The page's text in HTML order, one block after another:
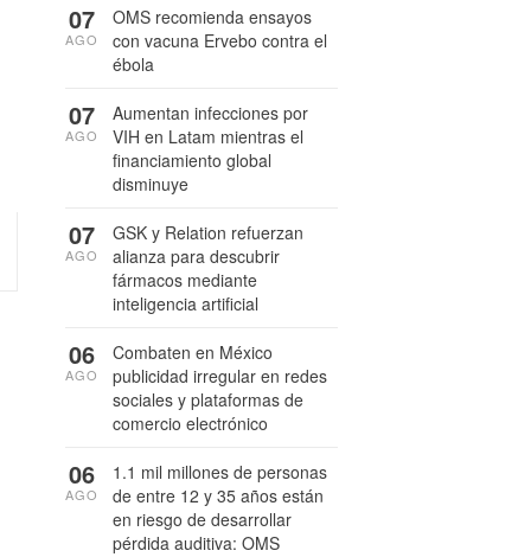
OMS recomienda ensayos
con vacuna Ervebo contra el
ébola
07
AGO
Aumentan infecciones por
VIH en Latam mientras el
financiamiento global
disminuye
07
AGO
GSK y Relation refuerzan
alianza para descubrir
fármacos mediante
inteligencia artificial
07
AGO
Combaten en México
publicidad irregular en redes
sociales y plataformas de
comercio electrónico
06
AGO
1.1 mil millones de personas
de entre 12 y 35 años están
en riesgo de desarrollar
pérdida auditiva: OMS
06
AGO